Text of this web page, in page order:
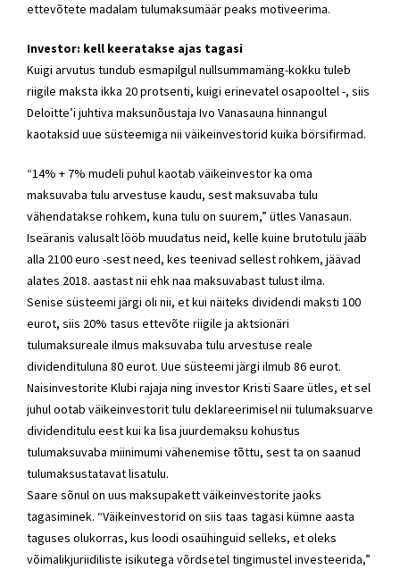
ettevõtete madalam tulumaksumäär peaks motiveerima.
Investor: kell keeratakse ajas tagasi
Kuigi arvutus tundub esmapilgul nullsummamäng-kokku tuleb
riigile maksta ikka 20 protsenti, kuigi erinevatel osapooltel -, siis
Deloitte’i juhtiva maksunõustaja Ivo Vanasauna hinnangul
kaotaksid uue süsteemiga nii väikeinvestorid kuika börsifirmad.
“14% + 7% mudeli puhul kaotab väikeinvestor ka oma
maksuvaba tulu arvestuse kaudu, sest maksuvaba tulu
vähendatakse rohkem, kuna tulu on suurem,” ütles Vanasaun.
Iseäranis valusalt lööb muudatus neid, kelle kuine brutotulu jääb
alla 2100 euro -sest need, kes teenivad sellest rohkem, jäävad
alates 2018. aastast nii ehk naa maksuvabast tulust ilma.
Senise süsteemi järgi oli nii, et kui näiteks dividendi maksti 100
eurot, siis 20% tasus ettevõte riigile ja aktsionäri
tulumaksureale ilmus maksuvaba tulu arvestuse reale
dividendituluna 80 eurot. Uue süsteemi järgi ilmub 86 eurot.
Naisinvestorite Klubi rajaja ning investor Kristi Saare ütles, et sel
juhul ootab väikeinvestorit tulu deklareerimisel nii tulumaksuarve
dividenditulu eest kui ka lisa juurdemaksu kohustus
tulumaksuvaba miinimumi vähenemise tõttu, sest ta on saanud
tulumaksustatavat lisatulu.
Saare sõnul on uus maksupakett väikeinvestorite jaoks
tagasiminek. “Väikeinvestorid on siis taas tagasi kümne aasta
taguses olukorras, kus loodi osaühinguid selleks, et oleks
võimalikjuriidiliste isikutega võrdsetel tingimustel investeerida,”